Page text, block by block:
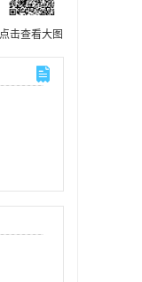
点击查看大图